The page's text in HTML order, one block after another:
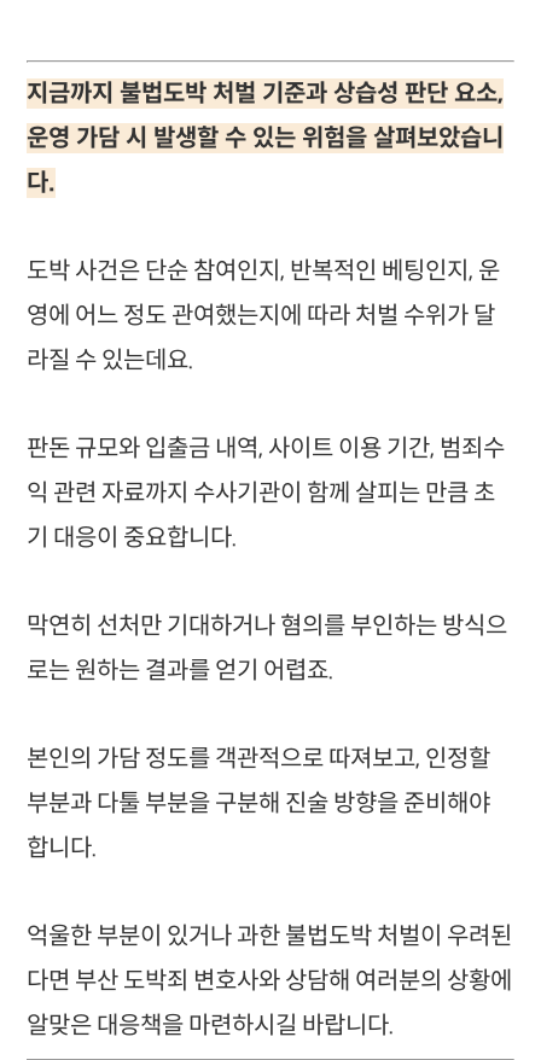
지금까지 불법도박 처벌 기준과 상습성 판단 요소,
운영 가담 시 발생할 수 있는 위험을 살펴보았습니
다.
도박 사건은 단순 참여인지, 반복적인 베팅인지, 운
영에 어느 정도 관여했는지에 따라 처벌 수위가 달
라질 수 있는데요.
판돈 규모와 입출금 내역, 사이트 이용 기간, 범죄수
익 관련 자료까지 수사기관이 함께 살피는 만큼 초
기 대응이 중요합니다.
막연히 선처만 기대하거나 혐의를 부인하는 방식으
로는 원하는 결과를 얻기 어렵죠.
본인의 가담 정도를 객관적으로 따져보고, 인정할
부분과 다툴 부분을 구분해 진술 방향을 준비해야
합니다.
억울한 부분이 있거나 과한 불법도박 처벌이 우려된
다면 부산 도박죄 변호사와 상담해 여러분의 상황에
알맞은 대응책을 마련하시길 바랍니다.